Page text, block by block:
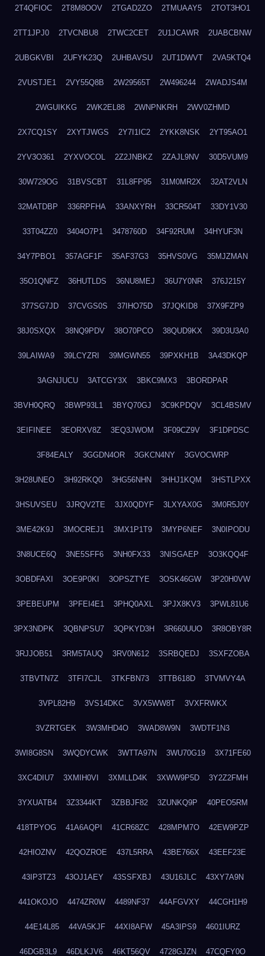
2T4QFIOC 2T8M8OOV 2TGAD2ZO 2TMUAAY5 2TOT3HO1
2TT1JPJ0 2TVCNBU8 2TWC2CET 2U1JCAWR 2UABCBNW
2UBGKVBI 2UFYK23Q 2UHBAVSU 2UT1DWVT 2VA5KTQ4
2VUSTJE1 2VY55Q8B 2W29565T 2W496244 2WADJS4M
2WGUIKKG 2WK2EL88 2WNPNKRH 2WV0ZHMD
2X7CQ1SY 2XYTJWGS 2Y7I1IC2 2YKK8NSK 2YT95AO1
2YV3O361 2YXVOCOL 2Z2JNBKZ 2ZAJL9NV 30D5VUM9
30W729OG 31BVSCBT 31L8FP95 31M0MR2X 32AT2VLN
32MATDBP 336RPFHA 33ANXYRH 33CR504T 33DY1V30
33T04ZZ0 3404O7P1 3478760D 34F92RUM 34HYUF3N
34Y7PBO1 357AGF1F 35AF37G3 35HVS0VG 35MJZMAN
35O1QNFZ 36HUTLDS 36NU8MEJ 36U7Y0NR 376J215Y
377SG7JD 37CVGS0S 37IHO75D 37JQKID8 37X9FZP9
38J0SXQX 38NQ9PDV 38O70PCO 38QUD9KX 39D3U3A0
39LAIWA9 39LCYZRI 39MGWN55 39PXKH1B 3A43DKQP
3AGNJUCU 3ATCGY3X 3BKC9MX3 3BORDPAR
3BVH0QRQ 3BWP93L1 3BYQ70GJ 3C9KPDQV 3CL4BSMV
3EIFINEE 3EORXV8Z 3EQ3JWOM 3F09CZ9V 3F1DPDSC
3F84EALY 3GGDN4OR 3GKCN4NY 3GVOCWRP
3H28UNEO 3H92RKQ0 3HG56NHN 3HHJ1KQM 3HSTLPXX
3HSUVSEU 3JRQV2TE 3JX0QDYF 3LXYAX0G 3M0R5J0Y
3ME42K9J 3MOCREJ1 3MX1P1T9 3MYP6NEF 3N0IPODU
3N8UCE6Q 3NE5SFF6 3NH0FX33 3NISGAEP 3O3KQQ4F
3OBDFAXI 3OE9P0KI 3OPSZTYE 3OSK46GW 3P20H0VW
3PEBEUPM 3PFEI4E1 3PHQ0AXL 3PJX8KV3 3PWL81U6
3PX3NDPK 3QBNPSU7 3QPKYD3H 3R660UUO 3R8OBY8R
3RJJOB51 3RM5TAUQ 3RV0N612 3SRBQEDJ 3SXFZOBA
3TBVTN7Z 3TFI7CJL 3TKFBN73 3TTB618D 3TVMVY4A
3VPL82H9 3VS14DKC 3VX5WW8T 3VXFRWKX
3VZRTGEK 3W3MHD4O 3WAD8W9N 3WDTF1N3
3WI8G8SN 3WQDYCWK 3WTTA97N 3WU70G19 3X71FE60
3XC4DIU7 3XMIH0VI 3XMLLD4K 3XWW9P5D 3Y2Z2FMH
3YXUATB4 3Z3344KT 3ZBBJF82 3ZUNKQ9P 40PEO5RM
418TPYOG 41A6AQPI 41CR68ZC 428MPM7O 42EW9PZP
42HIOZNV 42QOZROE 437L5RRA 43BE766X 43EEF23E
43IP3TZ3 43OJ1AEY 43SSFXBJ 43U16JLC 43XY7A9N
441OKOJO 4474ZR0W 4489NF37 44AFGVXY 44CGH1H9
44E14L85 44VA5KJF 44XI8AFW 45A3IPS9 4601IURZ
46DGB3L9 46DLKJV6 46KT56QV 4728GJZN 47CQFY0O